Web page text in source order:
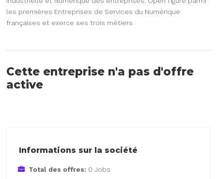
les premières Entreprises de Services du Numérique
françaises et exerce ses trois métiers
Cette entreprise n'a pas d'offre
active
Informations sur la société
Total des offres: 0 Jobs